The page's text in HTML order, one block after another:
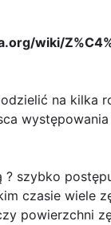
wiki/
na kilka
? szybko
czasie wiele
powierzchni